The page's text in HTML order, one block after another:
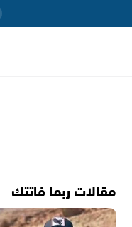
مقالات ربما فاتتك